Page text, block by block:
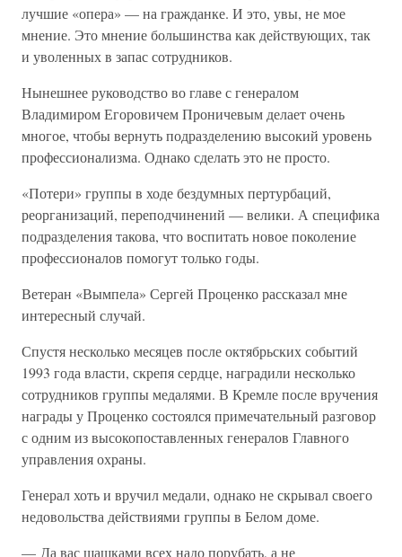
лучшие «опера» — на гражданке. И это, увы, не мое
мнение. Это мнение большинства как действующих, так
и уволенных в запас сотрудников.
Нынешнее руководство во главе с генералом
Владимиром Егоровичем Проничевым делает очень
многое, чтобы вернуть подразделению высокий уровень
профессионализма. Однако сделать это не просто.
«Потери» группы в ходе бездумных пертурбаций,
реорганизаций, переподчинений — велики. А специфика
подразделения такова, что воспитать новое поколение
профессионалов помогут только годы.
Ветеран «Вымпела» Сергей Проценко рассказал мне
интересный случай.
Спустя несколько месяцев после октябрьских событий
1993 года власти, скрепя сердце, наградили несколько
сотрудников группы медалями. В Кремле после вручения
награды у Проценко состоялся примечательный разговор
с одним из высокопоставленных генералов Главного
управления охраны.
Генерал хоть и вручил медали, однако не скрывал своего
недовольства действиями группы в Белом доме.
— Да вас шашками всех надо порубать, а не